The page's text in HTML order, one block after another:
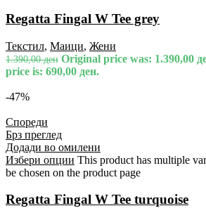
Regatta Fingal W Tee grey
Текстил, Маици, Жени
1.390,00ден Original price was: 1.390,00
price is: 690,00 ден.
-47%
Спореди
Брз преглед
Додади во омилени
Избери опции This product has multiple
be chosen on the product page
Regatta Fingal W Tee turquoise